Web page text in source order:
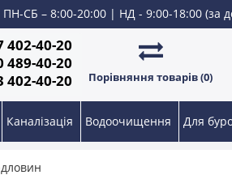
ПН-СБ – 8:00-20:00 | НД - 9:00-18:00 (за
402-40-20
489-40-20
402-40-20
Порівняння товарів (0)
Каналізація Водоочищення Для